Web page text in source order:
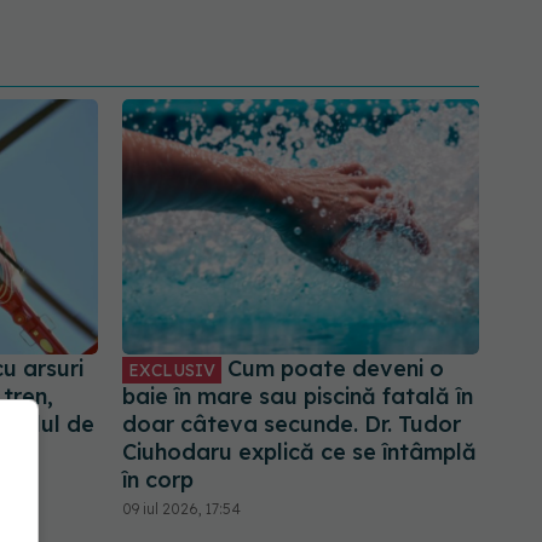
arsuri
de
EXCLUSIV
Cum poate deveni o
baie în mare sau piscină fatală în
doar câteva secunde. Dr. Tudor
Ciuhodaru explică ce se întâmplă
în corp
09 iul 2026, 17:54